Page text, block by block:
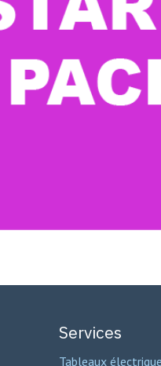
Services
Tableaux